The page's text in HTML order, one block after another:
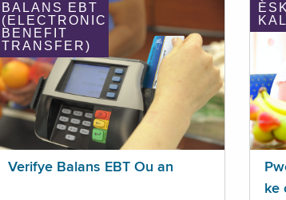
BALANS EBT
(ELECTRONIC
BENEFIT
TRANSFER)
Verifye Balans EBT Ou an
ke